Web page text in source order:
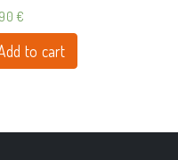
€
to cart